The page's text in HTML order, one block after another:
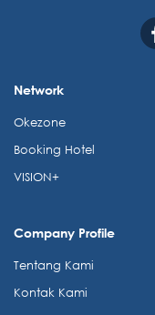
Network
Okezone
Booking Hotel
VISION+
Company Profile
Tentang Kami
Kontak Kami